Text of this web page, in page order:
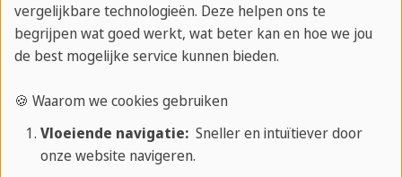
Snellere vooruitgang = meer motivatie
Wist je dat studenten tijdens een
het buitenlandgemiddeld tot vijf keer sneller
leren dan in een regulier programma thuis?
vergelijkbare technologieën. Deze helpen ons te
begrijpen wat goed werkt, wat beter kan en hoe we jou
de best mogelijke service kunnen bieden.
🍪 Waarom we cookies gebruiken
Vloeiende navigatie:Sneller en intuïtiever door
onze website navigeren.